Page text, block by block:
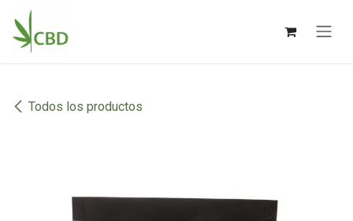
Ir al contenido
Todos los productos